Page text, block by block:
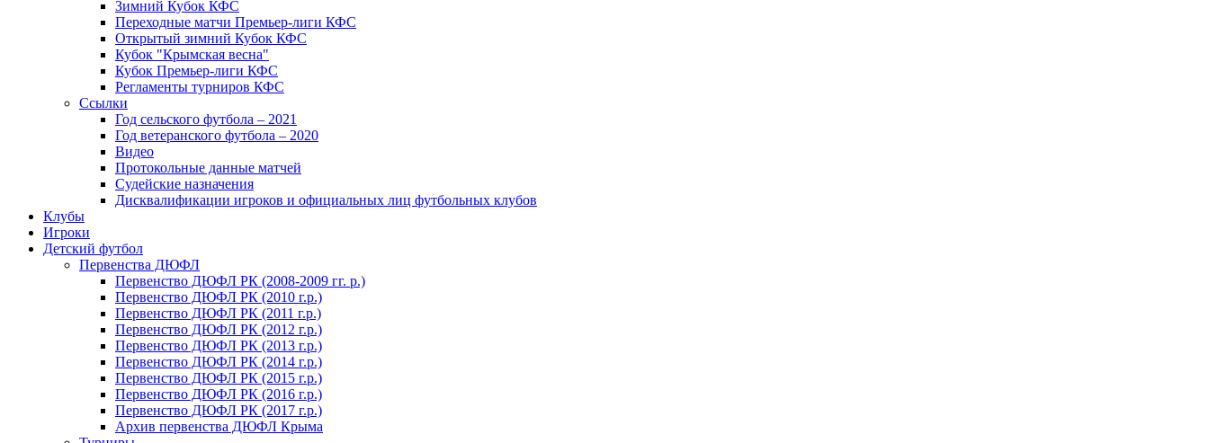
Зимний Кубок КФС
Переходные матчи Премьер-лиги КФС
Открытый зимний Кубок КФС
Кубок "Крымская весна"
Кубок Премьер-лиги КФС
Регламенты турниров КФС
Ссылки
Год сельского футбола – 2021
Год ветеранского футбола – 2020
Видео
Протокольные данные матчей
Судейские назначения
Дисквалификации игроков и официальных лиц футбольных клубов
Клубы
Игроки
Детский футбол
Первенства ДЮФЛ
Первенство ДЮФЛ РК (2008-2009 гг. р.)
Первенство ДЮФЛ РК (2010 г.р.)
Первенство ДЮФЛ РК (2011 г.р.)
Первенство ДЮФЛ РК (2012 г.р.)
Первенство ДЮФЛ РК (2013 г.р.)
Первенство ДЮФЛ РК (2014 г.р.)
Первенство ДЮФЛ РК (2015 г.р.)
Первенство ДЮФЛ РК (2016 г.р.)
Первенство ДЮФЛ РК (2017 г.р.)
Архив первенства ДЮФЛ Крыма